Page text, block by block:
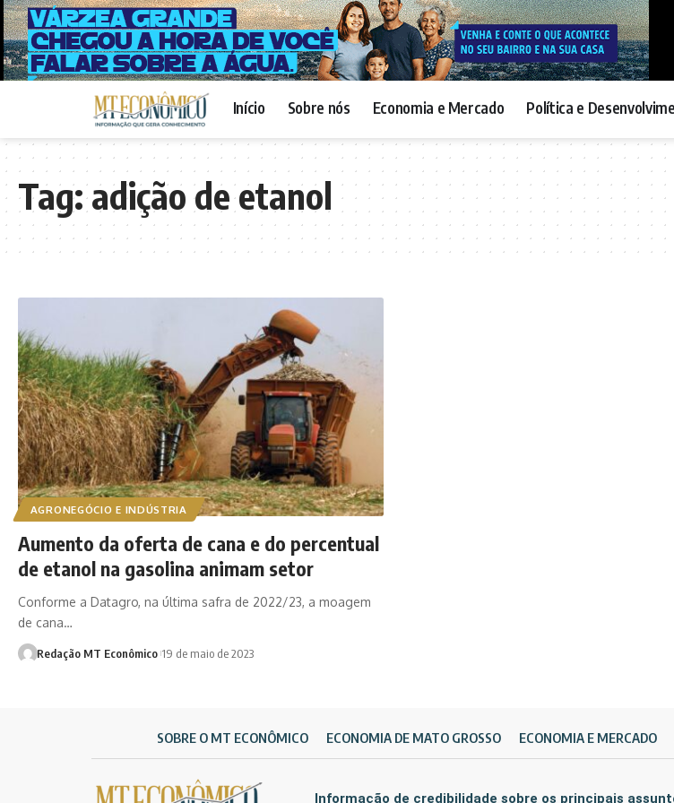
Início Sobre nós Economia e Mercado Política e
Tag:adição de etanol
AGRONEGÓCIO E INDÚSTRIA
Aumento da oferta de cana e do percentual
de etanol na gasolina animam setor
Conforme a Datagro, na última safra de 2022/23, a moagem
de cana…
Redação MT Econômico 19 de maio de 2023
SOBRE O MT ECONÔMICO ECONOMIA DE MATO GROSSO ECONOMIA E MERCADO
Informação de credibilidade sobre os principais